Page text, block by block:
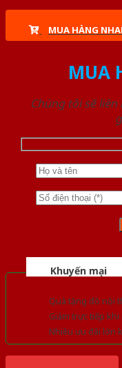
MUA HÀNG
MUA
Chúng tôi sẽ
Khuyến mại
Quà tặng đồ nội
Giảm trực tiếp
Nhiều ưu đãi lớn